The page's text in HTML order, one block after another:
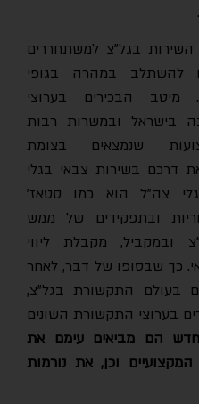
בגל"צ למשתחררים
במהרה בגופי
הבכירים בערוצי
ובמשרות רבות
שנמצאים בצומת
בשירות צבאי בגלי
צה"ל הוא כמו סטאז'
ובתפקידים של ממש
מקבלת ליווי
שבסופו של דבר, לאחר
התקשורת בגל"צ,
התקשורת השונים
מביאים עימם את
וכן, את נורמות